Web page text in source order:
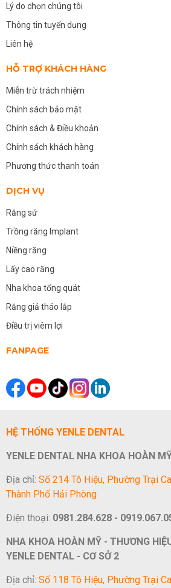
Lý do chọn chúng tôi
Thông tin tuyển dụng
Liên hệ
HỖ TRỢ KHÁCH HÀNG
Miễn trừ trách nhiệm
Chính sách bảo mật
Chính sách & Điều khoản
Chính sách khách hàng
Phương thức thanh toán
DỊCH VỤ
Răng sứ
Trồng răng Implant
Niềng răng
Lấy cao răng
Nha khoa tổng quát
Răng giả tháo lắp
Điều trị viêm lợi
FANPAGE
HỆ THỐNG YENLE DENTAL
YENLE DENTAL NHA KHOA HOÀN
Địa chỉ: Số 214 Tô Hiệu, Phường Trại
Thành Phố Hải Phòng
Điện thoại: 0981.284.628 -
NHA KHOA HOÀN MỸ - THƯƠNG
YENLE DENTAL - CƠ SỞ 2
Địa chỉ: Số 118 Tô Hiệu, Phường Trại